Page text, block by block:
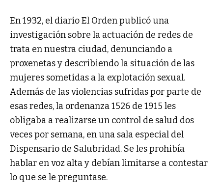
En 1932, el diario El Orden publicó una
investigación sobre la actuación de redes de
trata en nuestra ciudad, denunciando a
proxenetas y describiendo la situación de las
mujeres sometidas a la explotación sexual.
Además de las violencias sufridas por parte de
esas redes, la ordenanza 1526 de 1915 les
obligaba a realizarse un control de salud dos
veces por semana, en una sala especial del
Dispensario de Salubridad. Se les prohibía
hablar en voz alta y debían limitarse a contestar
lo que se le preguntase.